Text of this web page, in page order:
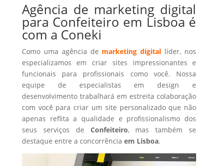
Agência de marketing digital
para Confeiteiro em Lisboa é
com a Coneki
Como uma agência de marketing digital líder, nos
especializamos em criar sites impressionantes e
funcionais para profissionais como você. Nossa
equipe de especialistas em design e
desenvolvimento trabalhará em estreita colaboração
com você para criar um site personalizado que não
apenas reflita a qualidade e profissionalismo dos
seus serviços de Confeiteiro, mas também se
destaque entre a concorrência em Lisboa.